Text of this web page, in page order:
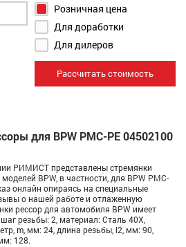
Розничная цена
Для доработки
Для дилеров
Рассчитать стоимость
для BPW РМС-PE 04502100
РИМИСТ представлены стремянки
BPW, в частности, для BPW РМС-
онлайн опираясь на специальные
о нашей работе и отлаженную
рессор для автомобиля BPW имеет
резьбы: 2, материал: Сталь 40Х,
m, мм: 24, длина резьбы, l2, мм: 90,
128.